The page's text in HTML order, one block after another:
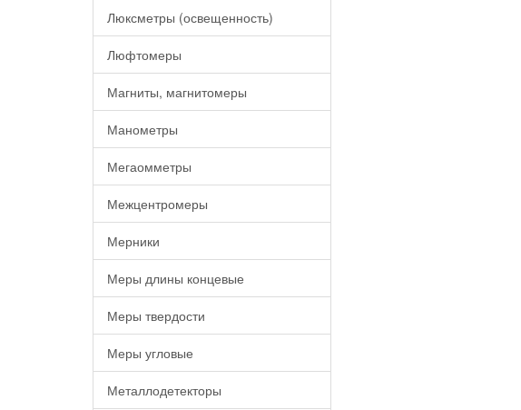
Люксметры (освещенность)
Люфтомеры
Магниты, магнитомеры
Манометры
Мегаомметры
Межцентромеры
Мерники
Меры длины концевые
Меры твердости
Меры угловые
Металлодетекторы